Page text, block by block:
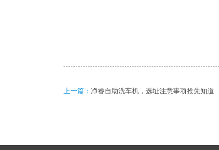
上一篇： 净睿自助洗车机，选址注意事项抢先知道